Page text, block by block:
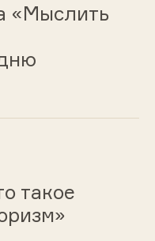
«Мыслить
такое